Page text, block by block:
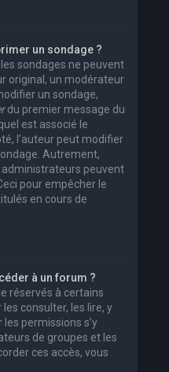
un sondage ?
sondages ne peuvent
original, un modérateur
un sondage,
du premier message du
est associé le
l’auteur peut modifier
Autrement,
peuvent
pour empêcher le
en cours de
à un forum ?
réservés à certains
consulter, les lire, y
permissions s’y
de groupes et les
ces accès, vous